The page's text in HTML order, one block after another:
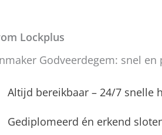
Lockplus
Godveerdegem: snel en
Altijd bereikbaar – 24/7 snelle
Gediplomeerd én erkend